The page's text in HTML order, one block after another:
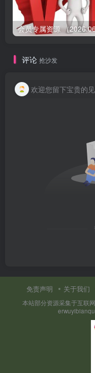
评论 抢沙发
欢迎您留下宝贵的见
免责声明 关于我们
本站部分资源采集于互联